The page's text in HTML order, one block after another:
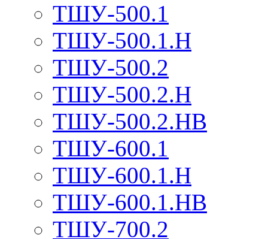
ТШУ-500.1
ТШУ-500.1.Н
ТШУ-500.2
ТШУ-500.2.Н
ТШУ-500.2.НВ
ТШУ-600.1
ТШУ-600.1.Н
ТШУ-600.1.НВ
ТШУ-700.2